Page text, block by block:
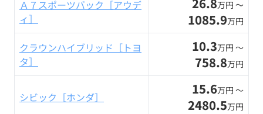
Ａ７スポーツバック［アウデ
ィ］
万円 〜
1085.9万円
クラウンハイブリッド［トヨ
タ］
10.3万円 〜
758.8万円
シビック［ホンダ］ 15.6万円 〜
2480.5万円